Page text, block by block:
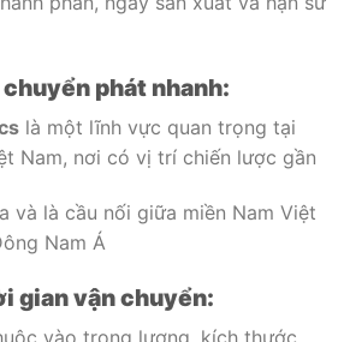
phát nhanh:
là một lĩnh vực quan trọng tại
Nam, nơi có vị trí chiến lược gần
và là cầu nối giữa miền Nam Việt
Nam Á
gian vận chuyển: